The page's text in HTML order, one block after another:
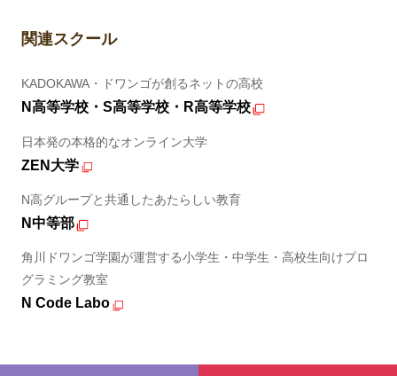
関連スクール
KADOKAWA・ドワンゴが創るネットの高校
N高等学校・S高等学校・R高等学校
日本発の本格的なオンライン大学
ZEN大学
N高グループと共通したあたらしい教育
N中等部
角川ドワンゴ学園が運営する小学生・中学生・高校生向けプロ
グラミング教室
N Code Labo